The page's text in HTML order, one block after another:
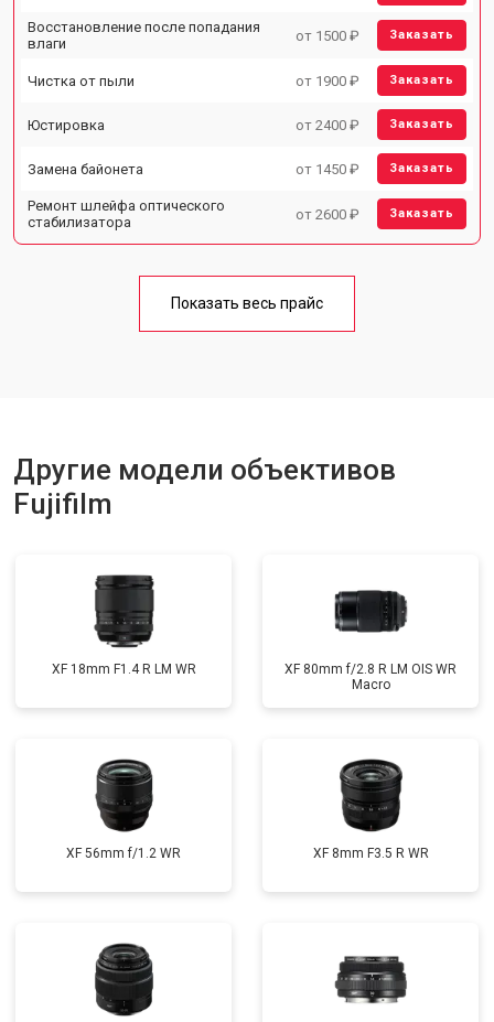
Восстановление после попадания
влаги
от 1500 ₽ Заказать
Чистка от пыли от 1900 ₽ Заказать
Юстировка от 2400 ₽ Заказать
Замена байонета от 1450 ₽ Заказать
Ремонт шлейфа оптического
стабилизатора
от 2600 ₽ Заказать
Показать весь прайс
Другие модели объективов
Fujifilm
XF 18mm F1.4 R LM WR
XF 80mm f/2.8 R LM OIS WR
Macro
XF 56mm f/1.2 WR XF 8mm F3.5 R WR